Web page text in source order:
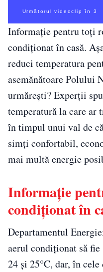
Următorul videoclip în 3
Informație pentru toți
condiționat în casă.
reduci temperatura
asemănătoare Polului
urmărești? Experții
temperatură la care ar
în timpul unui val de
simți confortabil,
mai multă energie
Informație
condiționat în
Departamentul
aerul condiționat să
24 și 25°C, dar, în